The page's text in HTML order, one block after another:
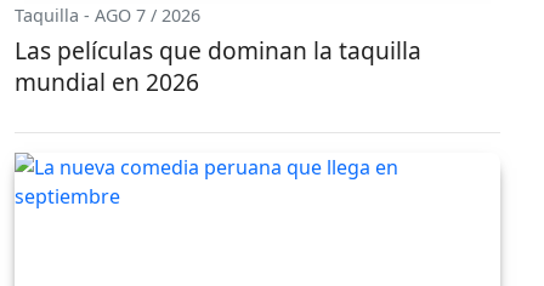
Taquilla - AGO 7 / 2026
Las películas que dominan la taquilla
mundial en 2026